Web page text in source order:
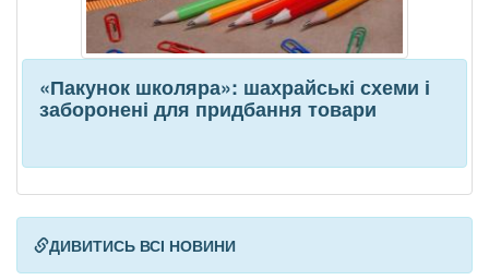
«Пакунок школяра»: шахрайські схеми і
заборонені для придбання товари
ДИВИТИСЬ ВСІ НОВИНИ